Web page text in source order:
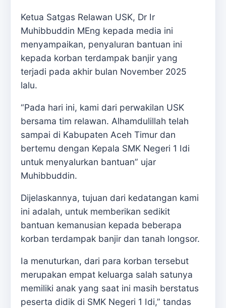
Ketua Satgas Relawan USK, Dr Ir
Muhibbuddin MEng kepada media ini
menyampaikan, penyaluran bantuan ini
kepada korban terdampak banjir yang
terjadi pada akhir bulan November 2025
lalu.
“Pada hari ini, kami dari perwakilan USK
bersama tim relawan. Alhamdulillah telah
sampai di Kabupaten Aceh Timur dan
bertemu dengan Kepala SMK Negeri 1 Idi
untuk menyalurkan bantuan” ujar
Muhibbuddin.
Dijelaskannya, tujuan dari kedatangan kami
ini adalah, untuk memberikan sedikit
bantuan kemanusian kepada beberapa
korban terdampak banjir dan tanah longsor.
Ia menuturkan, dari para korban tersebut
merupakan empat keluarga salah satunya
memiliki anak yang saat ini masih berstatus
peserta didik di SMK Negeri 1 Idi,” tandas